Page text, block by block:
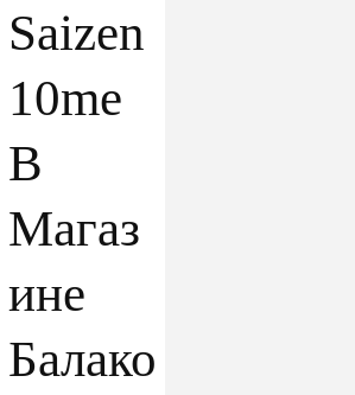
Saizen
10me
В
Магаз
ине
Балако